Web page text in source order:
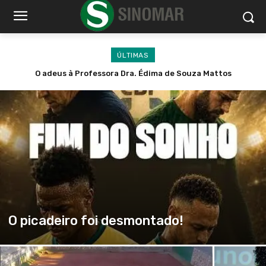
ÚLTIMAS
Paulo Crimber, o homem que transformou dor em um legado
O picadeiro foi desmontado!